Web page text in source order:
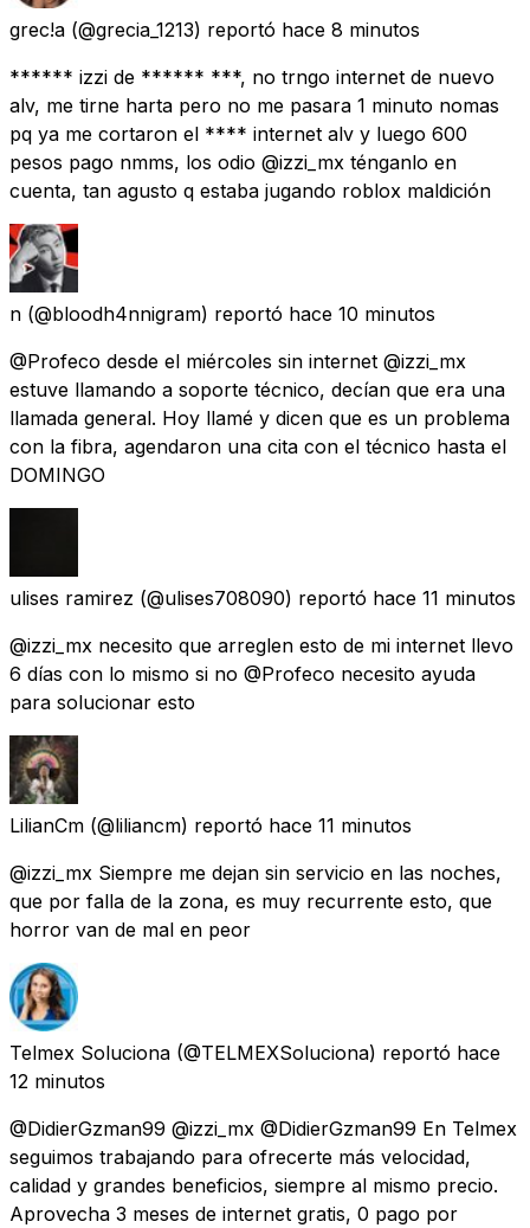
grec!a (@grecia_1213) reportó hace 8 minutos
****** izzi de ****** ***, no trngo internet de nuevo
alv, me tirne harta pero no me pasara 1 minuto nomas
pq ya me cortaron el **** internet alv y luego 600
pesos pago nmms, los odio @izzi_mx ténganlo en
cuenta, tan agusto q estaba jugando roblox maldición
n (@bloodh4nnigram) reportó hace 10 minutos
@Profeco desde el miércoles sin internet @izzi_mx
estuve llamando a soporte técnico, decían que era una
llamada general. Hoy llamé y dicen que es un problema
con la fibra, agendaron una cita con el técnico hasta el
DOMINGO
ulises ramirez (@ulises708090) reportó hace 11 minutos
@izzi_mx necesito que arreglen esto de mi internet llevo
6 días con lo mismo si no @Profeco necesito ayuda
para solucionar esto
LilianCm (@liliancm) reportó hace 11 minutos
@izzi_mx Siempre me dejan sin servicio en las noches,
que por falla de la zona, es muy recurrente esto, que
horror van de mal en peor
Telmex Soluciona (@TELMEXSoluciona) reportó hace
12 minutos
@DidierGzman99 @izzi_mx @DidierGzman99 En Telmex
seguimos trabajando para ofrecerte más velocidad,
calidad y grandes beneficios, siempre al mismo precio.
Aprovecha 3 meses de internet gratis, 0 pago por